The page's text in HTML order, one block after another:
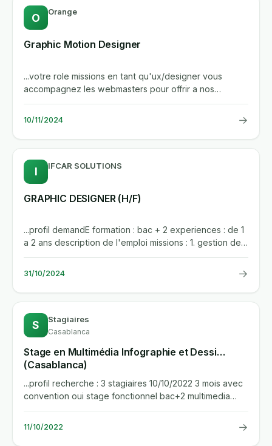
O Orange
Graphic Motion Designer
...votre role missions en tant qu'ux/designer vous
accompagnez les webmasters pour offrir a nos
plateformes digitales...
10/11/2024 →
I IFCAR SOLUTIONS
GRAPHIC DESIGNER (H/F)
...profil demandE formation : bac + 2 experiences : de 1
a 2 ans description de l'emploi missions : 1. gestion des
reseaux...
31/10/2024 →
S Stagiaires
Casablanca
Stage en Multimédia Infographie et Dessi…
(Casablanca)
...profil recherche : 3 stagiaires 10/10/2022 3 mois avec
convention oui stage fonctionnel bac+2 multimedia
infographie et...
11/10/2022 →